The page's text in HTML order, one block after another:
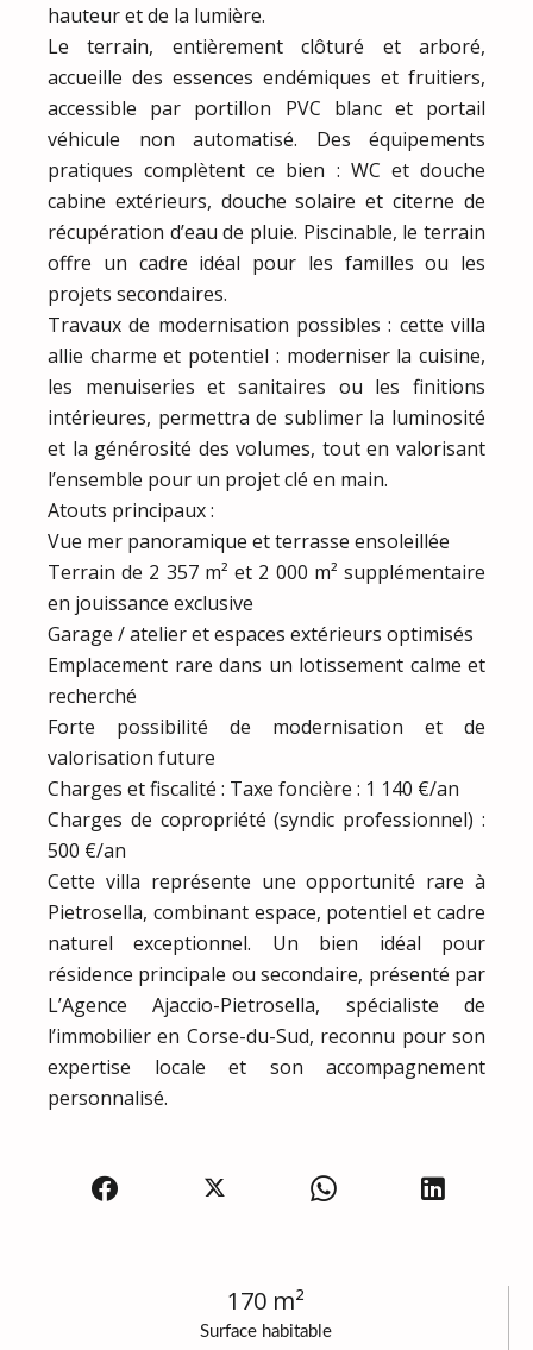
Surface habitable
170 m²
hauteur et de la lumière.
Le terrain, entièrement clôturé et arboré,
accueille des essences endémiques et fruitiers,
accessible par portillon PVC blanc et portail
véhicule non automatisé. Des équipements
pratiques complètent ce bien : WC et douche
cabine extérieurs, douche solaire et citerne de
récupération d’eau de pluie. Piscinable, le terrain
offre un cadre idéal pour les familles ou les
projets secondaires.
Travaux de modernisation possibles : cette villa
allie charme et potentiel : moderniser la cuisine,
les menuiseries et sanitaires ou les finitions
intérieures, permettra de sublimer la luminosité
et la générosité des volumes, tout en valorisant
l’ensemble pour un projet clé en main.
Atouts principaux :
Vue mer panoramique et terrasse ensoleillée
Terrain de 2 357 m² et 2 000 m² supplémentaire
en jouissance exclusive
Garage / atelier et espaces extérieurs optimisés
Emplacement rare dans un lotissement calme et
recherché
Forte possibilité de modernisation et de
valorisation future
Charges et fiscalité : Taxe foncière : 1 140 €/an
Charges de copropriété (syndic professionnel) :
500 €/an
Cette villa représente une opportunité rare à
Pietrosella, combinant espace, potentiel et cadre
naturel exceptionnel. Un bien idéal pour
résidence principale ou secondaire, présenté par
L’Agence Ajaccio-Pietrosella, spécialiste de
l’immobilier en Corse-du-Sud, reconnu pour son
expertise locale et son accompagnement
personnalisé.